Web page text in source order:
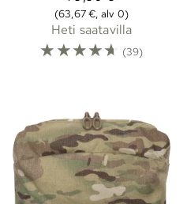
(63,67 €, alv 0)
Heti saatavilla
☆☆☆☆☆ (39)